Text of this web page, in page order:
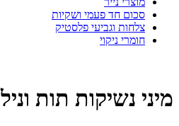
סכום חד פעמי ושקיות
צלחות וגביעי פלסטיק
חומרי ניקוי
מיני נשיקות תות וניל